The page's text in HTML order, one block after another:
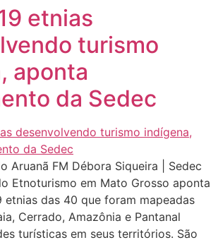
etnias
turismo
aponta
da Sedec
Aruanã FM Débora Siqueira | Sedec
Etnoturismo em Mato Grosso aponta
etnias das 40 que foram mapeadas
Cerrado, Amazônia e Pantanal
turísticas em seus territórios. São